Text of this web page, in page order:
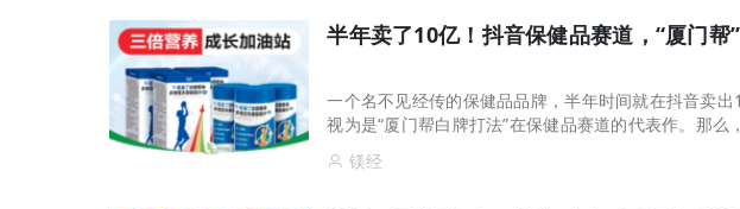
半年卖了10亿！抖音保健品赛道，“厦门帮
一个名不见经传的保健品品牌，半年时间就在抖音卖
视为是“厦门帮白牌打法”在保健品赛道的代表作。那么
镁经